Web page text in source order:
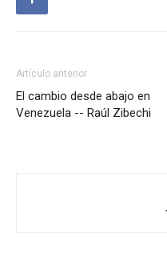
Artículo anterior
El cambio desde abajo en
Venezuela -- Raúl Zibechi